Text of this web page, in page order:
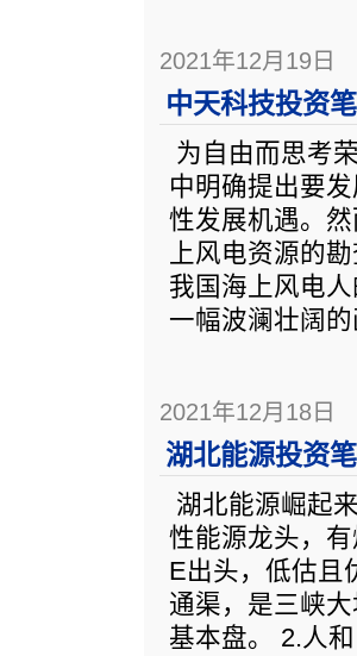
2021年12月19日
中天科技投资
为自由而思考
中明确提出要
性发展机遇。
上风电资源的
我国海上风电
一幅波澜壮阔
2021年12月18日
湖北能源投资
湖北能源崛起
性能源龙头，
E出头，低估且
通渠，是三峡
基本盘。 2.人